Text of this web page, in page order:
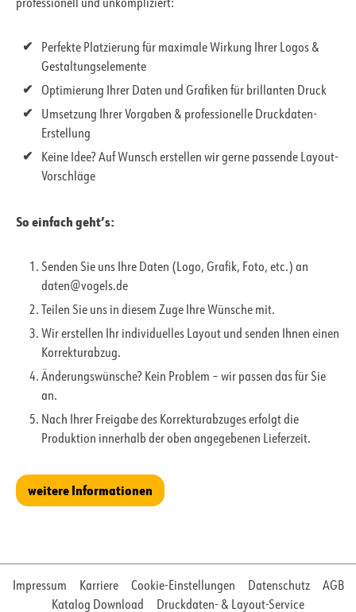
professionell und unkompliziert:
Perfekte Platzierung für maximale Wirkung Ihrer Logos &
Gestaltungselemente
Optimierung Ihrer Daten und Grafiken für brillanten Druck
Umsetzung Ihrer Vorgaben & professionelle Druckdaten-
Erstellung
Keine Idee? Auf Wunsch erstellen wir gerne passende Layout-
Vorschläge
So einfach geht’s:
Senden Sie uns Ihre Daten (Logo, Grafik, Foto, etc.) an
daten@vogels.de
Teilen Sie uns in diesem Zuge Ihre Wünsche mit.
Wir erstellen Ihr individuelles Layout und senden Ihnen einen
Korrekturabzug.
Änderungswünsche? Kein Problem – wir passen das für Sie
an.
Nach Ihrer Freigabe des Korrekturabzuges erfolgt die
Produktion innerhalb der oben angegebenen Lieferzeit.
weitere Informationen
Impressum Karriere Cookie-Einstellungen Datenschutz
AGB
Katalog Download
Druckdaten- & Layout-Service